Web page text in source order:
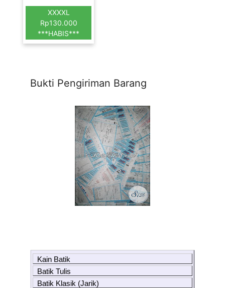
XXXXL
Rp130.000
***HABIS***
Bukti Pengiriman Barang
Kain Batik
Batik Tulis
Batik Klasik (Jarik)